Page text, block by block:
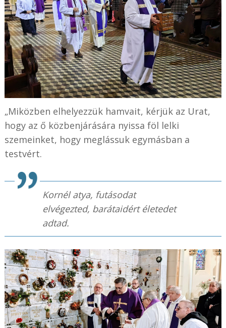
„Miközben elhelyezzük hamvait, kérjük az Urat,
hogy az ő közbenjárására nyissa föl lelki
szemeinket, hogy meglássuk egymásban a
testvért.
Kornél atya, futásodat
elvégezted, barátaidért életedet
adtad.